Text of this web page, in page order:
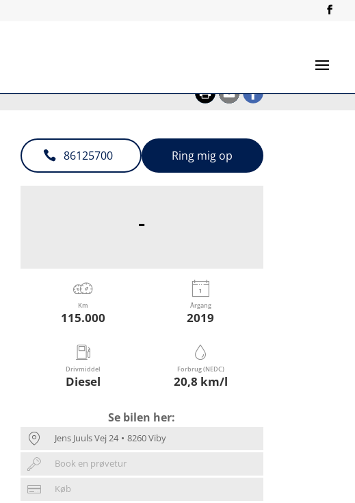
86125700 Ring mig op
-
Km
115.000
Årgang
2019
Drivmiddel
Diesel
Forbrug (NEDC)
20,8 km/l
Se bilen her:
Jens Juuls Vej 24 8260 Viby
Book en prøvetur
Køb